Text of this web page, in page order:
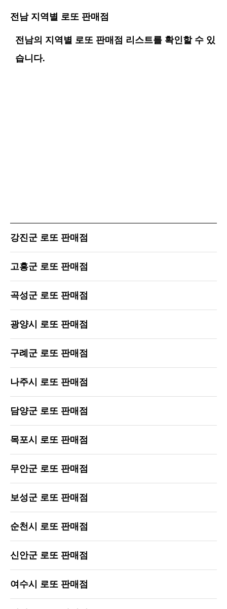
전남 지역별 로또 판매점
전남의 지역별 로또 판매점 리스트를 확인할 수 있
습니다.
강진군 로또 판매점
고흥군 로또 판매점
곡성군 로또 판매점
광양시 로또 판매점
구례군 로또 판매점
나주시 로또 판매점
담양군 로또 판매점
목포시 로또 판매점
무안군 로또 판매점
보성군 로또 판매점
순천시 로또 판매점
신안군 로또 판매점
여수시 로또 판매점